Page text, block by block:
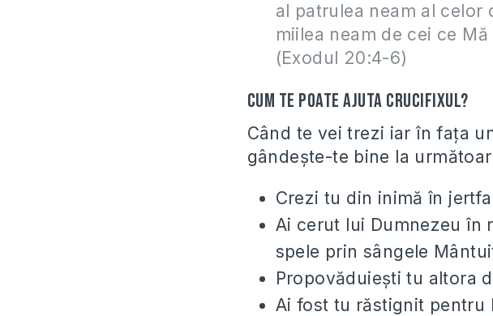
al patrulea neam al celor
miilea neam de cei ce
(Exodul 20:4-6)
Cum te poate ajuta crucifixul?
Când te vei trezi iar în faţa
gândeşte-te bine la
Crezi tu din inimă în
Ai cerut lui Dumnezeu în
spele prin sângele
Propovăduieşti tu altora
Ai fost tu răstignit pentru